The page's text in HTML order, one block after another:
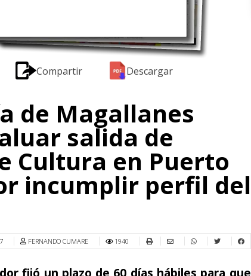
Compartir Descargar
de Magallanes
salida de
Cultura en Puerto
incumplir perfil del
FERNANDO CUMARE 1940
fijó un plazo de 60 días hábiles para que